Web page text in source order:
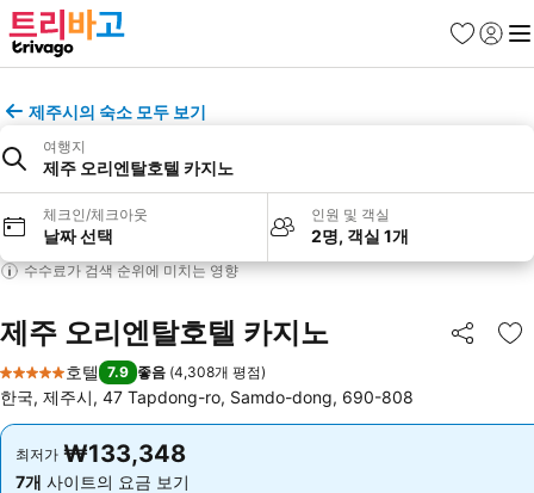
즐겨찾기
로그인
메
제주시의 숙소 모두 보기
여행지
제주 오리엔탈호텔 카지노
체크인/체크아웃
날짜 선택
인원 및 객실
2명, 객실 1개
수수료가 검색 순위에 미치는 영향
제주 오리엔탈호텔 카지노 공유
즐
5 성급
호텔 7.9 좋음 (4,308개 평점)
한국, 제주시, 47 Tapdong-ro, Samdo-dong, 690-808
최저가 ₩133,348
7개 사이트의 요금 보기
최저가 ₩133,348
7개 사이트의 요금 보기